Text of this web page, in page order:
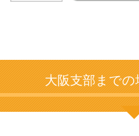
大阪支部まで